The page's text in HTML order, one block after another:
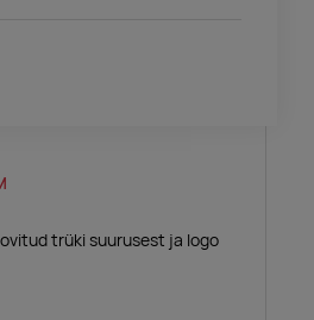
trüki suurusest ja logo